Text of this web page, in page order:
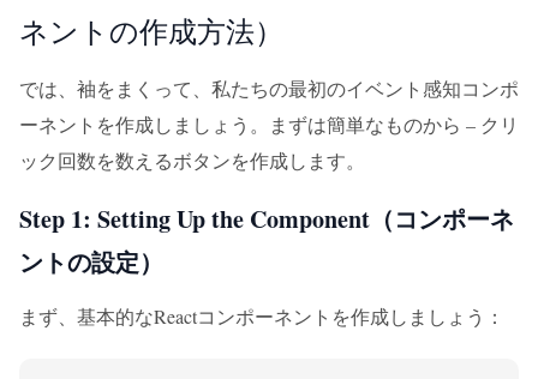
ネントの作成方法）
では、袖をまくって、私たちの最初のイベント感知コンポ
ーネントを作成しましょう。まずは簡単なものから – クリ
ック回数を数えるボタンを作成します。
Step 1: Setting Up the Component（コンポーネ
ントの設定）
まず、基本的なReactコンポーネントを作成しましょう：